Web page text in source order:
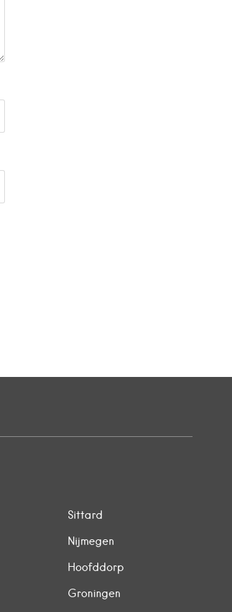
Sittard
Nijmegen
Hoofddorp
Groningen